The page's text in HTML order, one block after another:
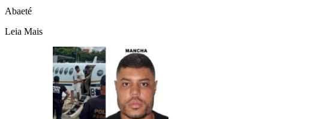
Abaeté
Leia Mais